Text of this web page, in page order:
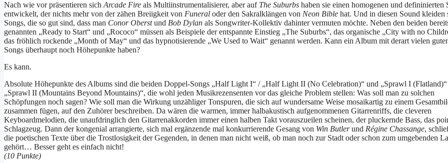
Nach wie vor präsentieren sich Arcade Fire als Multiinstrumentalisierer, aber auf The Suburbs haben sie einen homogenen und defininierten
entwickelt, der nichts mehr von der zähen Breiigkeit von Funeral oder den Sakralklängen von Neon Bible hat. Und in diesen Sound kleiden
Songs, die so gut sind, dass man Conor Oberstund Bob Dylan als Songwriter-Kollektiv dahinter vermuten möchte. Neben den beiden
genannten „Ready to Start“ und „Rococo“ müssen als Beispiele der entspannte Einstieg „The Suburbs“, das organische „City with no
das fröhlich rockende „Month of May“ und das hypnotisierende „We Used to Wait“ genannt werden. Kann ein Album mit derart vielen
Songs überhaupt noch Höhepunkte haben?
Es kann.
Absolute Höhepunkte des Albums sind die beiden Doppel-Songs „Half Light I“ / „Half Light II (No Celebration)“ und „Sprawl I
„Sprawl II (Mountains Beyond Mountains)“, die wohl jeden Musikrezensenten vor das gleiche Problem stellen: Was soll man zu solchen
Schöpfungen noch sagen? Wie soll man die Wirkung unzähliger Tonspuren, die sich auf wundersame Weise mosaikartig zu einem
zusammen fügen, auf den Zuhörer beschreiben. Da wären die warmen, immer halbakustisch aufgenommenen Gitarrenriffs, die cleveren
Keyboardmelodien, die unaufdringlich den Gitarrenakkorden immer einen halben Takt vorauszueilen scheinen, der pluckernde Bass, das
Schlagzeug. Dann der kongenial arrangierte, sich mal ergänzende mal konkurrierende Gesang von Win Butlerund Régine Chassange,
die poetischen Texte über die Trostlosigkeit der Gegenden, in denen man nicht weiß, ob man noch zur Stadt oder schon zum umgebenden
gehört… Besser geht es einfach nicht!
(10 Punkte)